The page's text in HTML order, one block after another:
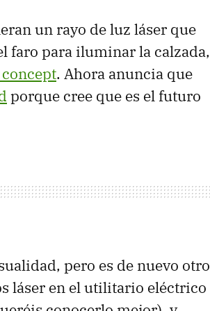
un rayo de luz láser que
faro para iluminar la calzada,
. Ahora anuncia que
porque cree que es el futuro
pero es de nuevo otro
láser en el utilitario eléctrico